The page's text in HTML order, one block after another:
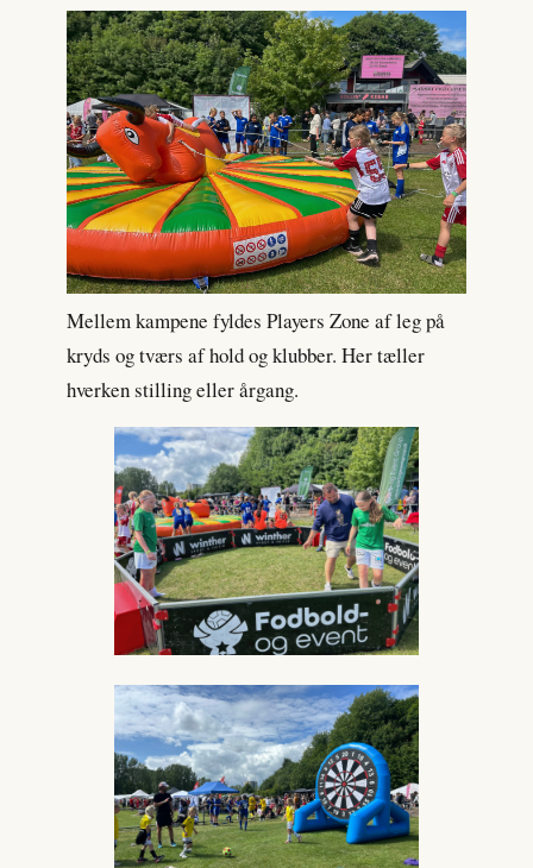
Mellem kampene fyldes Players Zone af leg på
kryds og tværs af hold og klubber. Her tæller
hverken stilling eller årgang.